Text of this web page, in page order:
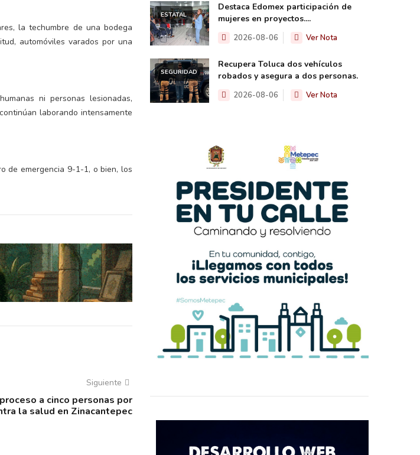
la techumbre de una bodega
automóviles varados por una
ni personas lesionadas,
laborando intensamente
de emergencia 9-1-1, o bien, los
Siguiente
a cinco personas por
la salud en Zinacantepec
ESTATAL
Destaca Edomex participación de
mujeres en proyectos....
2026-08-06 Ver Nota
SEGURIDAD
Recupera Toluca dos vehículos
robados y asegura a dos personas.
2026-08-06 Ver Nota